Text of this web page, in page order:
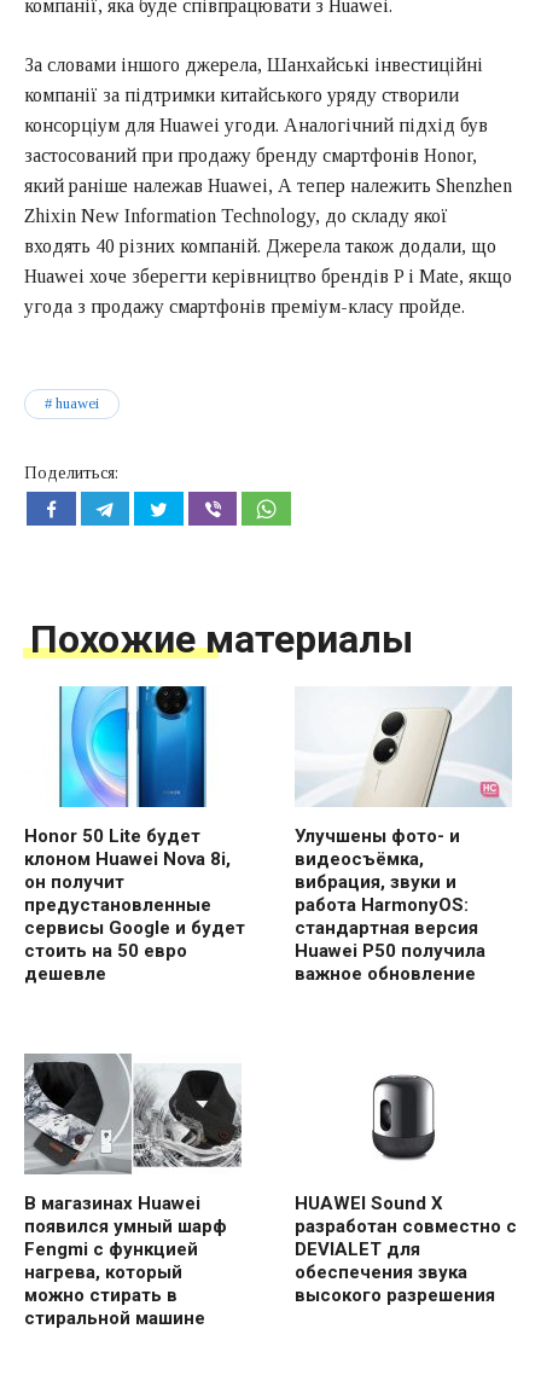
компанії, яка буде співпрацювати з Huawei.
За словами іншого джерела, Шанхайські інвестиційні
компанії за підтримки китайського уряду створили
консорціум для Huawei угоди. Аналогічний підхід був
застосований при продажу бренду смартфонів Honor,
який раніше належав Huawei, А тепер належить Shenzhen
Zhixin New Information Technology, до складу якої
входять 40 різних компаній. Джерела також додали, що
Huawei хоче зберегти керівництво брендів P і Mate, якщо
угода з продажу смартфонів преміум-класу пройде.
huawei
Поделиться:
Похожие материалы
Honor 50 Lite будет
клоном Huawei Nova 8i,
он получит
предустановленные
сервисы Google и будет
стоить на 50 евро
дешевле
Улучшены фото- и
видеосъёмка,
вибрация, звуки и
работа HarmonyOS:
стандартная версия
Huawei P50 получила
важное обновление
В магазинах Huawei
появился умный шарф
Fengmi с функцией
нагрева, который
можно стирать в
стиральной машине
HUAWEI Sound X
разработан совместно с
DEVIALET для
обеспечения звука
высокого разрешения